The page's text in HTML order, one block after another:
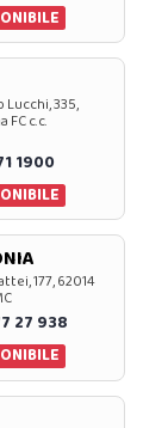
Lucchi, 335,
FC c.c.
1900
177, 62014
27 938